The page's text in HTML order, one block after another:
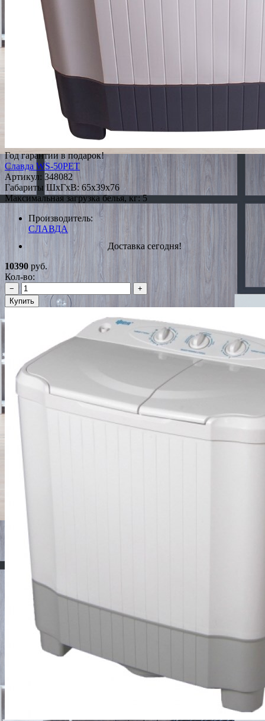
Год гарантии в подарок!
Славда WS-50PET
Артикул: 348082
Габариты ШxГxВ: 65x39x76
Максимальная загрузка белья, кг: 5
Производитель:
СЛАВДА
Доставка сегодня!
10390 руб.
Кол-во:
−
+
Купить